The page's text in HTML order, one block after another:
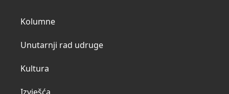
Kolumne
Unutarnji rad udruge
Kultura